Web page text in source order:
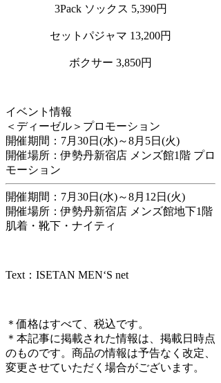
3Pack ソックス 5,390円
セットパジャマ 13,200円
ボクサー 3,850円
イベント情報
＜ディーゼル＞プロモーション
開催期間：7月30日(水)～8月5日(火)
開催場所：伊勢丹新宿店 メンズ館1階 プロ
モーション
開催期間：7月30日(水)～8月12日(火)
開催場所：伊勢丹新宿店 メンズ館地下1階
肌着・靴下・ナイティ
Text：ISETAN MEN‘S net
＊価格はすべて、税込です。
＊本記事に掲載された情報は、掲載日時点
のものです。商品の情報は予告なく改定、
変更させていただく場合がございます。